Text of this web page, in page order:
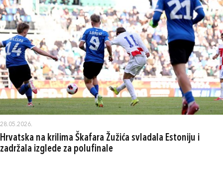
28.05.2026.
Hrvatska na krilima Škafara Žužića svladala Estoniju i
zadržala izglede za polufinale